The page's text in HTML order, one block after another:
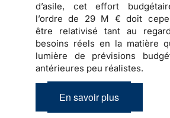
d’asile, cet effort
l’ordre de 29 M € doit
être relativisé tant au
besoins réels en la matière
lumière de prévisions
antérieures peu réalistes.
En savoir plus